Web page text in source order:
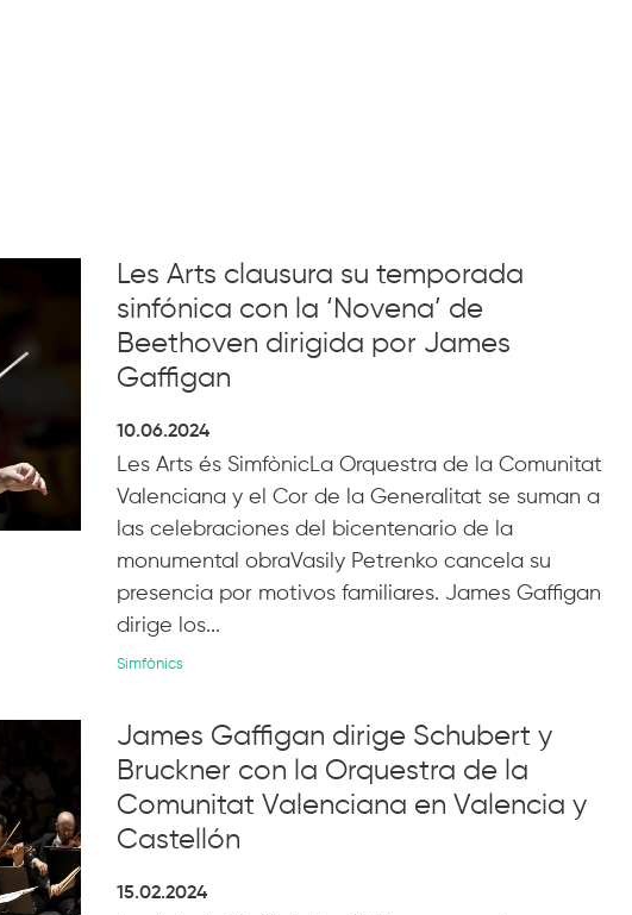
Les Arts clausura su temporada
sinfónica con la ‘Novena’ de
Beethoven dirigida por James
Gaffigan
10.06.2024
Les Arts és SimfònicLa Orquestra de la Comunitat
Valenciana y el Cor de la Generalitat se suman a
las celebraciones del bicentenario de la
monumental obraVasily Petrenko cancela su
presencia por motivos familiares. James Gaffigan
dirige los...
Simfònics
James Gaffigan dirige Schubert y
Bruckner con la Orquestra de la
Comunitat Valenciana en Valencia y
Castellón
15.02.2024